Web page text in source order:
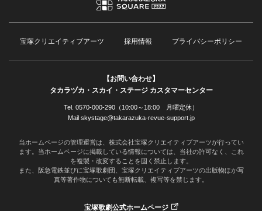
宝塚クリエイティブアーツ 採用情報 プライバシーポリシー
【お問い合わせ】
タカラヅカ・スカイ・ステージ カスタマーセンター
Tel. 0570-000-290（10:00～18:00 月曜定休）
Mail skystage@takarazuka-revue-support.jp
当ホームページの管理運営は、株式会社宝塚クリエイティブアーツが行ってい
ます。当ホームページに掲載している情報については、当社の許可なく、これ
を複製・改変することを固く禁止します。
また、阪急電鉄並びに宝塚歌劇団、宝塚クリエイティブアーツの出版物ほか写
真等著作物についても無断転載、複写等を禁じます。
宝塚歌劇公式ホームページ